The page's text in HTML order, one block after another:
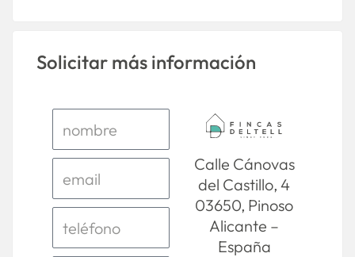
Solicitar más información
Calle Cánovas
del Castillo, 4
03650, Pinoso
Alicante –
España